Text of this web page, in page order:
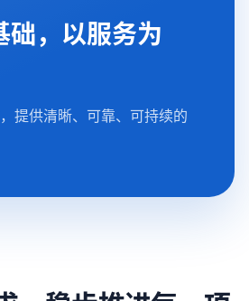
础，以服务为
提供清晰、可靠、可持续的